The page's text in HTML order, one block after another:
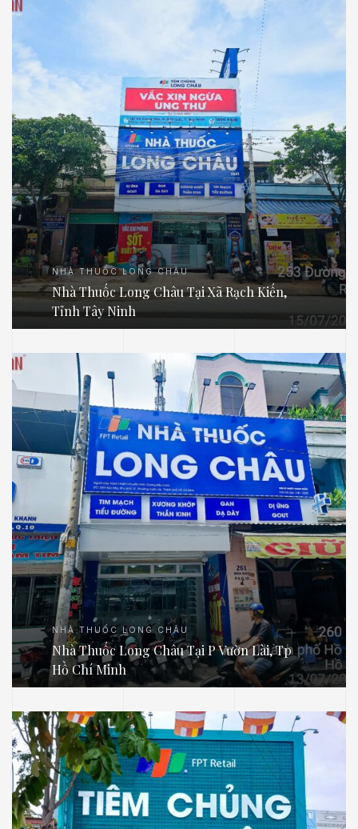
NHÀ THUỐC LONG CHÂU
Nhà Thuốc Long Châu Tại Xã Rạch Kiến,
Tỉnh Tây Ninh
NHÀ THUỐC LONG CHÂU
Nhà Thuốc Long Châu Tại P Vườn Lài, Tp
Hồ Chí Minh